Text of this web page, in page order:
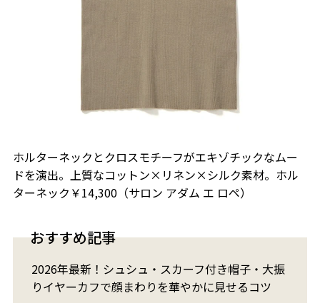
ホルターネックとクロスモチーフがエキゾチックなムー
ドを演出。上質なコットン×リネン×シルク素材。ホル
ターネック￥14,300（サロン アダム エ ロペ）
おすすめ記事
2026年最新！シュシュ・スカーフ付き帽子・大振
りイヤーカフで顔まわりを華やかに見せるコツ